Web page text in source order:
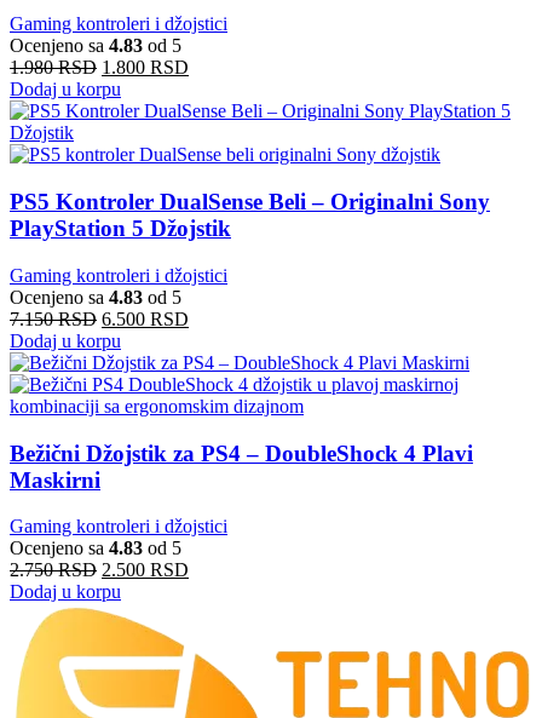
Gaming kontroleri i džojstici
Ocenjeno sa 4.83 od 5
1.980RSD 1.800 RSD
Dodaj u korpu
PS5 Kontroler DualSense Beli – Originalni Sony
PlayStation 5 Džojstik
Gaming kontroleri i džojstici
Ocenjeno sa 4.83 od 5
7.150RSD 6.500 RSD
Dodaj u korpu
Bežični Džojstik za PS4 – DoubleShock 4 Plavi
Maskirni
Gaming kontroleri i džojstici
Ocenjeno sa 4.83 od 5
2.750RSD 2.500 RSD
Dodaj u korpu